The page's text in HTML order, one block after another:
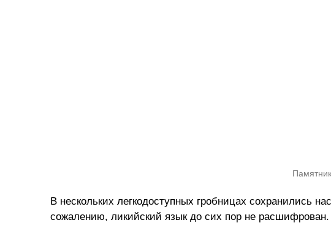
В нескольких легкодоступных гробницах сохранились
сожалению, ликийский язык до сих пор не расшифрован.